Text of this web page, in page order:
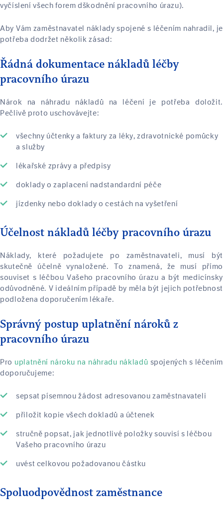
vyčíslení všech forem dškodnění pracovního úrazu).
Aby Vám zaměstnavatel náklady spojené s léčením nahradil, je
potřeba dodržet několik zásad:
Řádná dokumentace nákladů léčby
pracovního úrazu
Nárok na náhradu nákladů na léčení je potřeba doložit.
Pečlivě proto uschovávejte:
všechny účtenky a faktury za léky, zdravotnické pomůcky
a služby
lékařské zprávy a předpisy
doklady o zaplacení nadstandardní péče
jízdenky nebo doklady o cestách na vyšetření
Účelnost nákladů léčby pracovního úrazu
Náklady, které požadujete po zaměstnavateli, musí být
skutečně účelně vynaložené. To znamená, že musí přímo
souviset s léčbou Vašeho pracovního úrazu a být medicínsky
odůvodněné. V ideálním případě by měla být jejich potřebnost
podložena doporučením lékaře.
Správný postup uplatnění nároků z
pracovního úrazu
Pro uplatnění nároku na náhradu nákladů spojených s léčením
doporučujeme:
sepsat písemnou žádost adresovanou zaměstnavateli
přiložit kopie všech dokladů a účtenek
stručně popsat, jak jednotlivé položky souvisí s léčbou
Vašeho pracovního úrazu
uvést celkovou požadovanou částku
Spoluodpovědnost zaměstnance